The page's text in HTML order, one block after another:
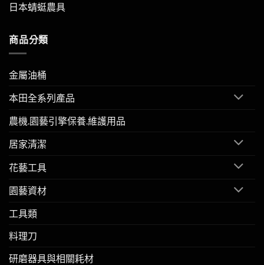
日本蜻蜓農具
商品分類
金屬油桶
本田全系列產品
農機.園藝引擎保養.維護用品
居家清潔
花藝工具
園藝資材
工具類
料理刀
研磨器具與相關耗材